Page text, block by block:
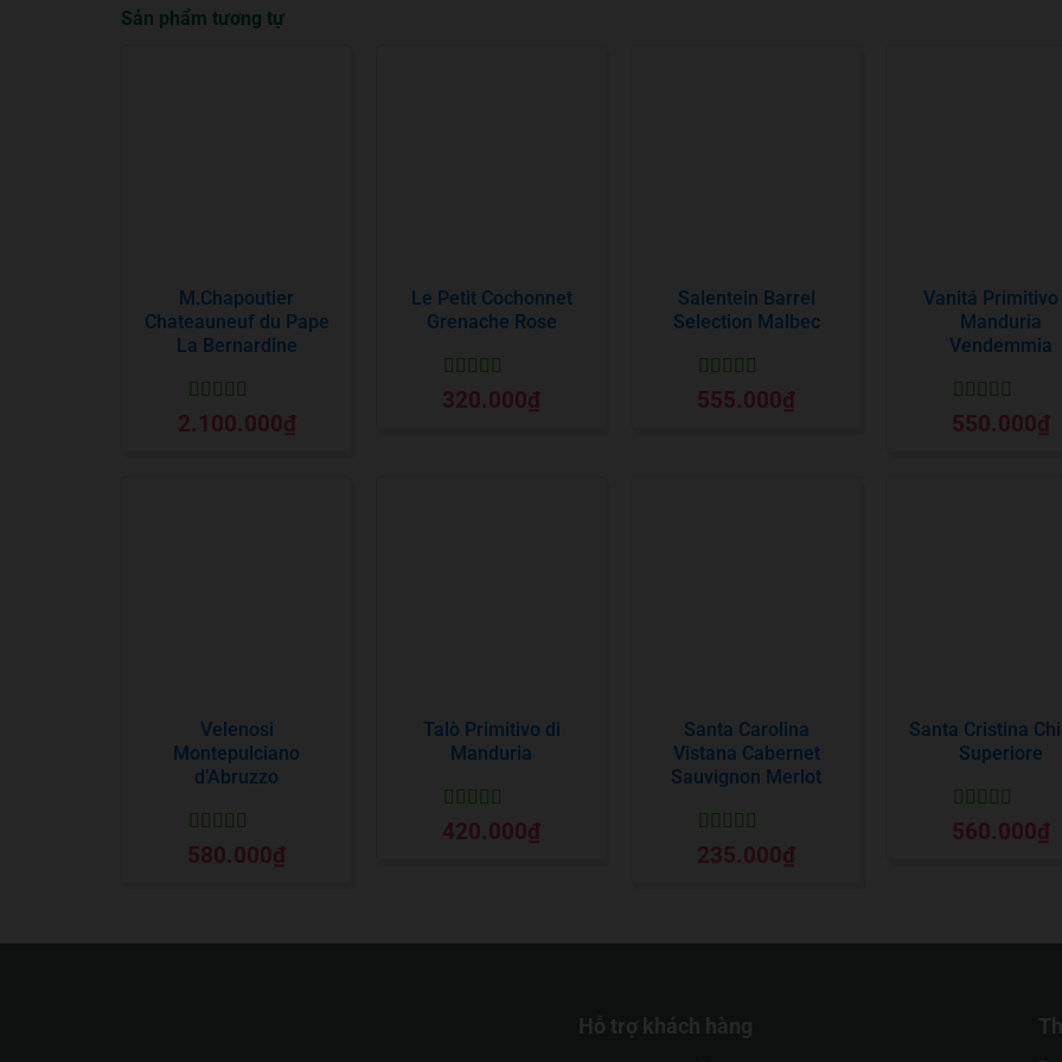
Sản phẩm tương tự
M.Chapoutier
Chateauneuf du Pape
La Bernardine
Được xếp
hạng55 sao
2.100.000₫
Le Petit Cochonnet
Grenache Rose
Được xếp
hạng55 sao
320.000₫
Salentein Barrel
Selection Malbec
Được xếp
hạng55 sao
555.000₫
Vanitá Primitivo
Manduria
Vendemmia
Được xếp
hạng55 sao
550.000₫
Velenosi
Montepulciano
d’Abruzzo
Được xếp
hạng55 sao
580.000₫
Talò Primitivo di
Manduria
Được xếp
hạng55 sao
420.000₫
Santa Carolina
Vistana Cabernet
Sauvignon Merlot
Được xếp
hạng55 sao
235.000₫
Santa Cristina
Superiore
Được xếp
hạng55 sao
560.000₫
Hỗ trợ khách hàng